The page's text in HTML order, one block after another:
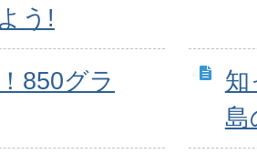
う!
850グラ
知
島